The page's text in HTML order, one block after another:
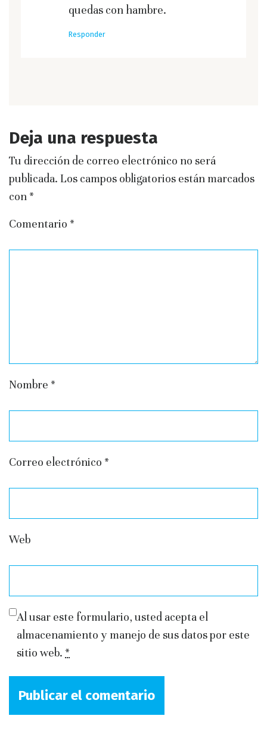
quedas con hambre.
Responder
Deja una respuesta
Tu dirección de correo electrónico no será
publicada. Los campos obligatorios están marcados
con *
Comentario *
Nombre *
Correo electrónico *
Web
Al usar este formulario, usted acepta el
almacenamiento y manejo de sus datos por este
sitio web. *